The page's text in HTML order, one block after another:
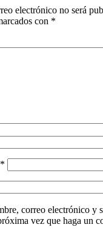
electrónico no será
con *
*
correo electrónico y
vez que haga un